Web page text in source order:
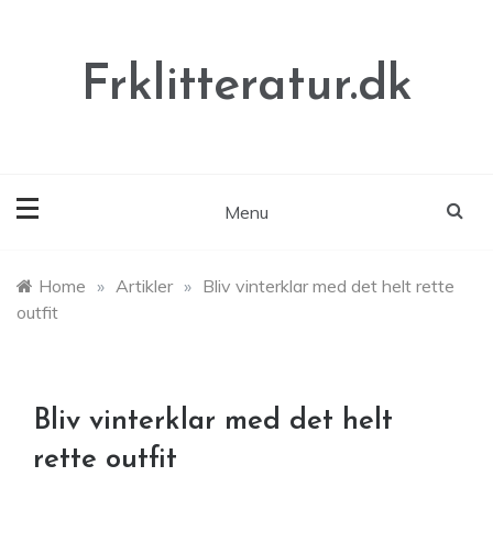
Frklitteratur.dk
Menu
Home » Artikler » Bliv vinterklar med det helt rette
outfit
Bliv vinterklar med det helt
rette outfit